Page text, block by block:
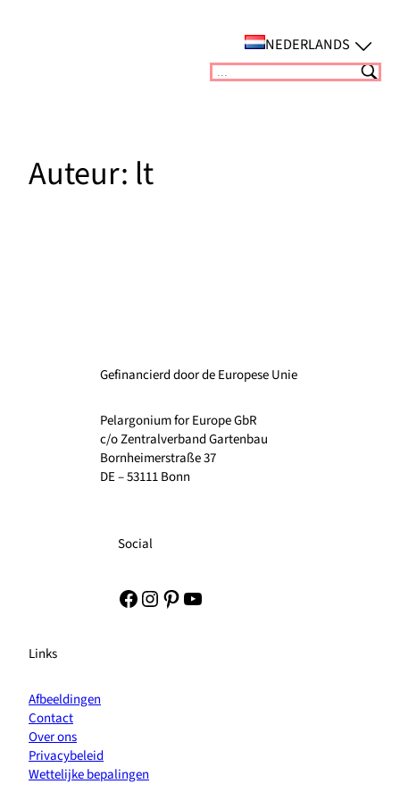
NEDERLANDS
Suchen
Auteur: lt
Gefinancierd door de Europese Unie
Pelargonium for Europe GbR
c/o Zentralverband Gartenbau
Bornheimerstraße 37
DE – 53111 Bonn
Social
Facebook
Instagram
Pinterest
YouTube
Links
Afbeeldingen
Contact
Over ons
Privacybeleid
Wettelijke bepalingen